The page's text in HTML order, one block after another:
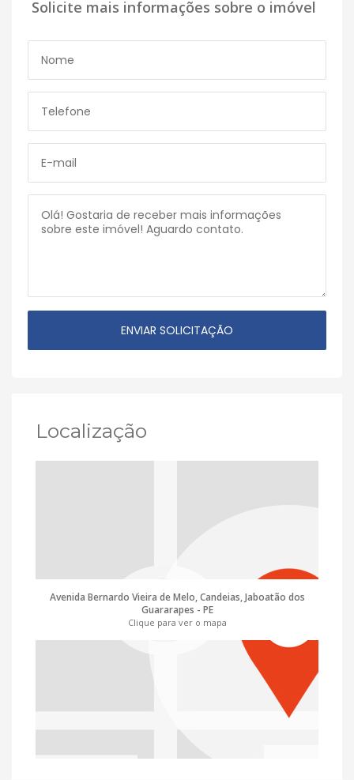
Solicite mais informações sobre o imóvel
Localização
Avenida Bernardo Vieira de Melo, Candeias, Jaboatão dos
Guararapes - PE
Clique para ver o mapa